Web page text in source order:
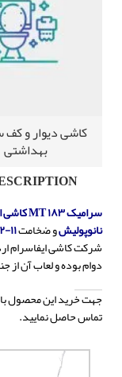
کاشی دیوار و
بهداشتی
سرامیک MT ۱۸۳ کاشی ایفاسرام
نانوپولیشو ضخامت۱۱-۱۲ میلیمتر
شرکت کاشی ایفاسرام
دوام بوده و لعاب آن از
جهت خرید این محصول
تماس حاصل نمایید.